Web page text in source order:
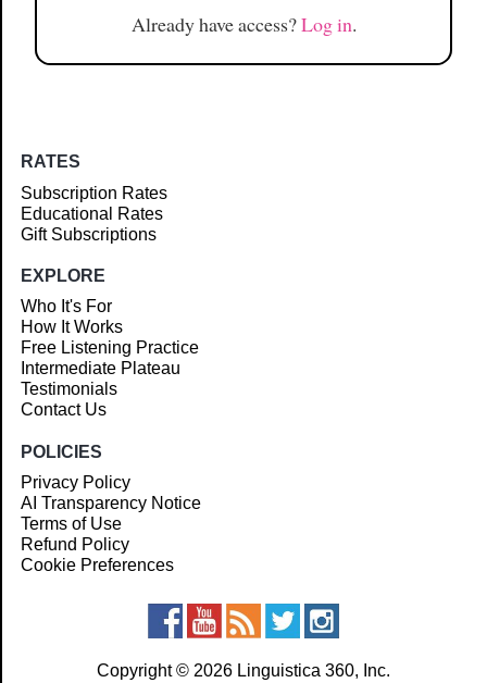
Already have access?Log in.
RATES
Subscription Rates
Educational Rates
Gift Subscriptions
EXPLORE
Who It's For
How It Works
Free Listening Practice
Intermediate Plateau
Testimonials
Contact Us
POLICIES
Privacy Policy
AI Transparency Notice
Terms of Use
Refund Policy
Cookie Preferences
Copyright © 2026 Linguistica 360, Inc.